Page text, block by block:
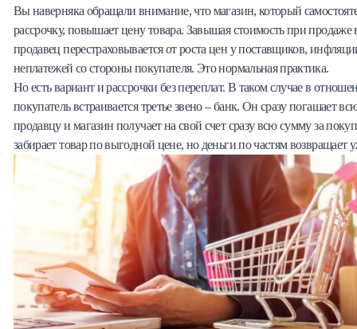
Продукты для Бизнеса
Вы наверняка обращали внимание, что магазин, который
рассрочку, повышает цену товара. Завышая стоимость при продаже
продавец перестраховывается от роста цен у поставщиков,
неплатежей со стороны покупателя. Это нормальная практика.
Но есть вариант и рассрочки без переплат. В таком случае в
покупатель встраивается третье звено – банк. Он сразу погашает
продавцу и магазин получает на свой счет сразу всю сумму за
забирает товар по выгодной цене, но деньги по частям возвращает